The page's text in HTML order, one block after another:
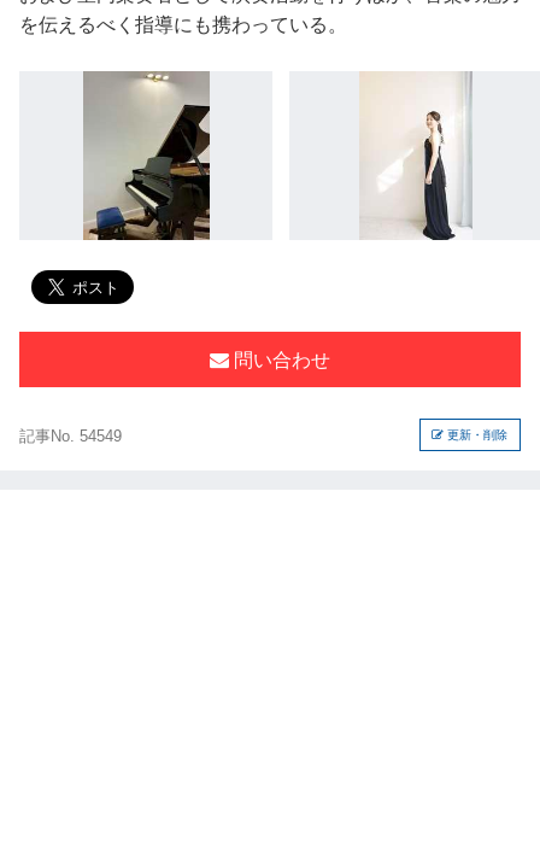
を伝えるべく指導にも携わっている。
問い合わせ
記事No. 54549 更新・削除